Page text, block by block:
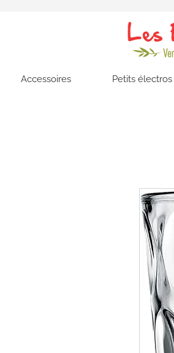
Accessoires Petits électros